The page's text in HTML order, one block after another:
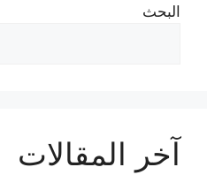
البحث
آخر المقالات